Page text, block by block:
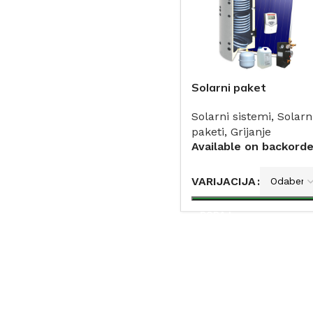
Solarni paket
Solarni sistemi,
paketi, Grijanje
Available on
VARIJACIJA
DODAJ